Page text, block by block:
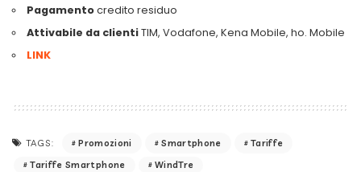
Pagamentocredito residuo
Attivabile da clientiTIM, Vodafone, Kena Mobile, ho. Mobile
LINK
TAGS: Promozioni Smartphone
Tariffe
Tariffe Smartphone
WindTre